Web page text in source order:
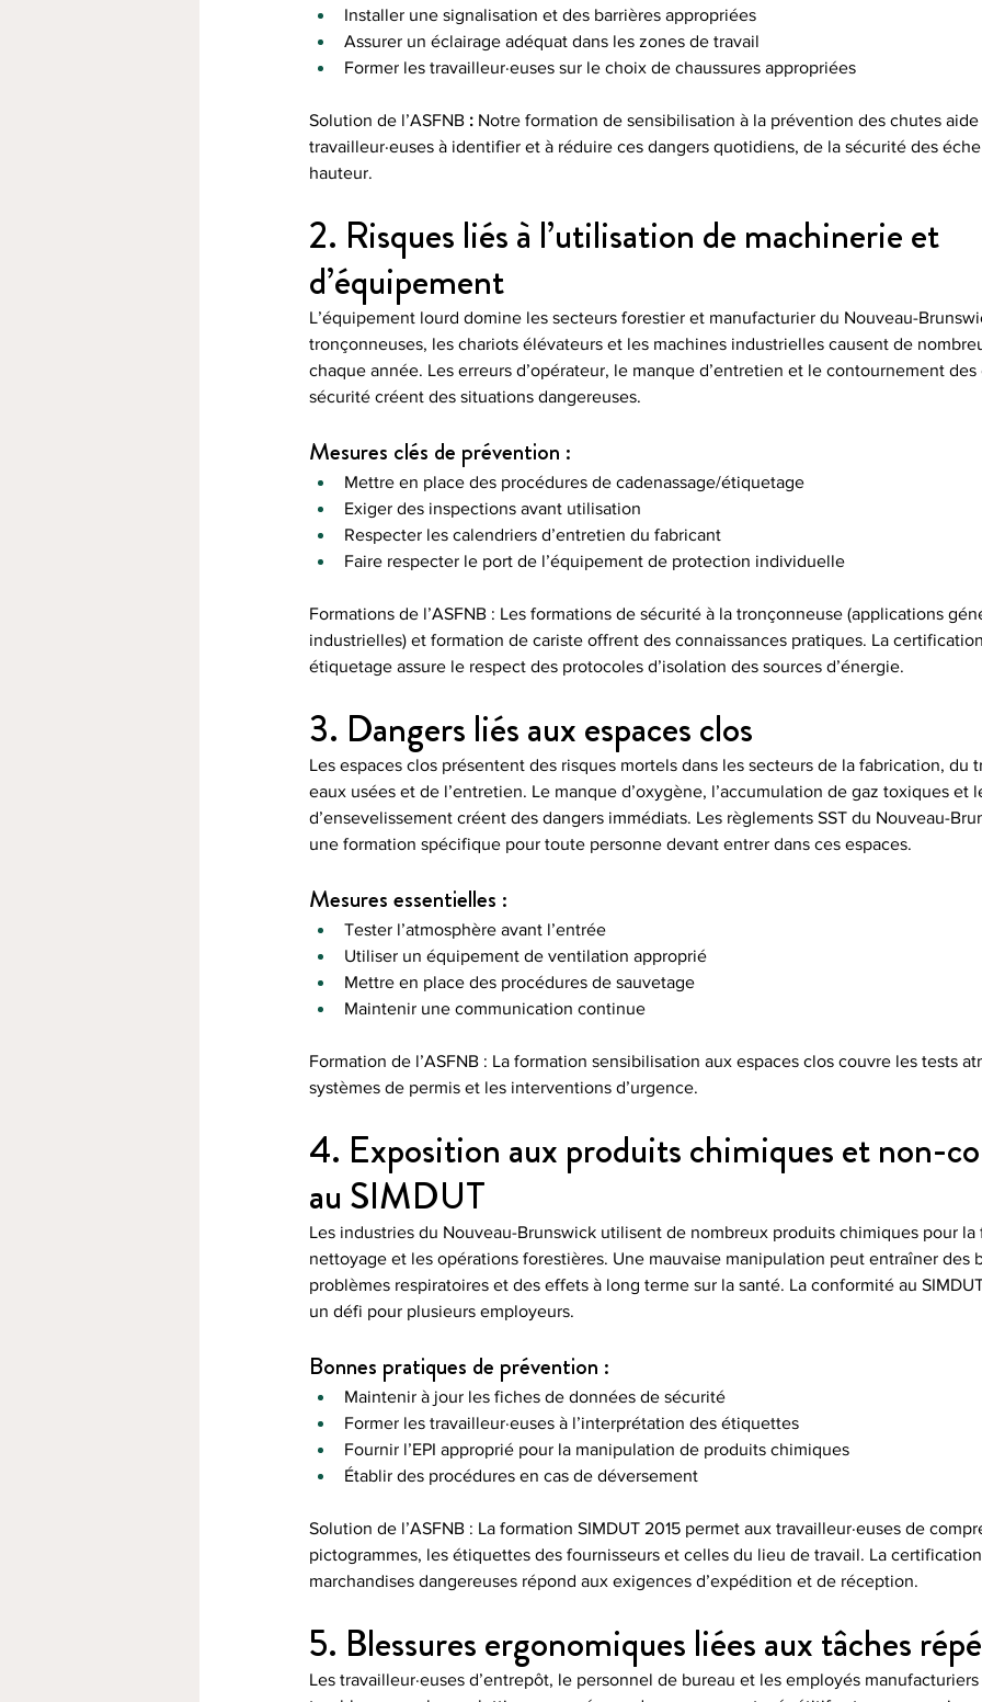
Installer une signalisation et des barrières appropriées
Assurer un éclairage adéquat dans les zones de travail
Former les travailleur·euses sur le choix de chaussures appropriées
Solution de l’ASFNB : Notre formation de sensibilisation à la prévention des chutes
travailleur·euses à identifier et à réduire ces dangers quotidiens, de la sécurité des
hauteur.
2. Risques liés à l’utilisation de machinerie et
d’équipement
L’équipement lourd domine les secteurs forestier et manufacturier du Nouveau-
tronçonneuses, les chariots élévateurs et les machines industrielles causent de
chaque année. Les erreurs d’opérateur, le manque d’entretien et le contournement
sécurité créent des situations dangereuses.
Mesures clés de prévention :
Mettre en place des procédures de cadenassage/étiquetage
Exiger des inspections avant utilisation
Respecter les calendriers d’entretien du fabricant
Faire respecter le port de l’équipement de protection individuelle
Formations de l’ASFNB : Les formations de sécurité à la tronçonneuse (applications
industrielles) et formation de cariste offrent des connaissances pratiques. La
étiquetage assure le respect des protocoles d’isolation des sources d’énergie.
3. Dangers liés aux espaces clos
Les espaces clos présentent des risques mortels dans les secteurs de la fabrication, du
eaux usées et de l’entretien. Le manque d’oxygène, l’accumulation de gaz toxiques et
d’ensevelissement créent des dangers immédiats. Les règlements SST du Nouveau-
une formation spécifique pour toute personne devant entrer dans ces espaces.
Mesures essentielles :
Tester l’atmosphère avant l’entrée
Utiliser un équipement de ventilation approprié
Mettre en place des procédures de sauvetage
Maintenir une communication continue
Formation de l’ASFNB : La formation sensibilisation aux espaces clos couvre les tests
systèmes de permis et les interventions d’urgence.
4. Exposition aux produits chimiques et non-
au SIMDUT
Les industries du Nouveau-Brunswick utilisent de nombreux produits chimiques pour
nettoyage et les opérations forestières. Une mauvaise manipulation peut entraîner des
problèmes respiratoires et des effets à long terme sur la santé. La conformité au
un défi pour plusieurs employeurs.
Bonnes pratiques de prévention :
Maintenir à jour les fiches de données de sécurité
Former les travailleur·euses à l’interprétation des étiquettes
Fournir l’EPI approprié pour la manipulation de produits chimiques
Établir des procédures en cas de déversement
Solution de l’ASFNB : La formation SIMDUT 2015 permet aux travailleur·euses de
pictogrammes, les étiquettes des fournisseurs et celles du lieu de travail. La
marchandises dangereuses répond aux exigences d’expédition et de réception.
5. Blessures ergonomiques liées aux tâches
Les travailleur·euses d’entrepôt, le personnel de bureau et les employés